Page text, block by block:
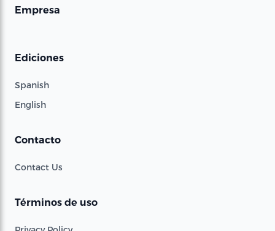
Empresa
Ediciones
Spanish
English
Contacto
Contact Us
Términos de uso